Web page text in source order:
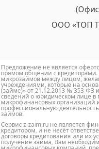
ООО «ТОП
Предложение не является
прямом общении с кредиторами.
микрозаймов между лицом,
учреждениями, которые на
(займе)» от 21.12.2013 № 353-ФЗ
сведений о юридическом лице в
микрофинансовых организаций
профессиональную
займов.
Сервис z-zaim.ru не является
кредитором, и не несёт
договоры кредитования или их
получение займа, Вам